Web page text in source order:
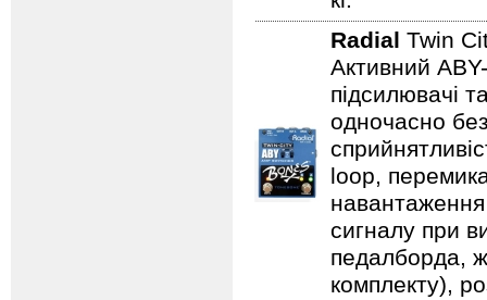
Radial Twin
Активний
підсилювачі
одночасно
loop,
навантаження
сигналу при
педалборда,
комплекту),